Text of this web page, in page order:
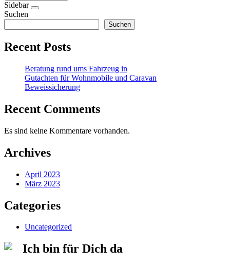
Sidebar
Suchen
Suchen
Recent Posts
Beratung rund ums Fahrzeug in
Gutachten für Wohnmobile und Caravan
Beweissicherung
Recent Comments
Es sind keine Kommentare vorhanden.
Archives
April 2023
März 2023
Categories
Uncategorized
Ich bin für Dich da